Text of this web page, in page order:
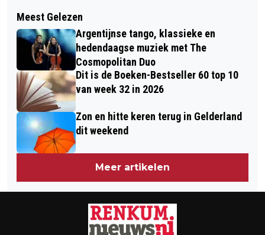
BRANDWEER OP TIJD EN VOORKOMT
ERGERE BOSBRAND IN RENKUM
ASHES DECEASED GLIDER PILOT DES
PAGE PRESENT DURING AIRBORNE
MARCH
Meest Gelezen
Argentijnse tango, klassieke en
hedendaagse muziek met The
Cosmopolitan Duo
Dit is de Boeken-Bestseller 60 top 10
van week 32 in 2026
Zon en hitte keren terug in Gelderland
dit weekend
Meer artikelen